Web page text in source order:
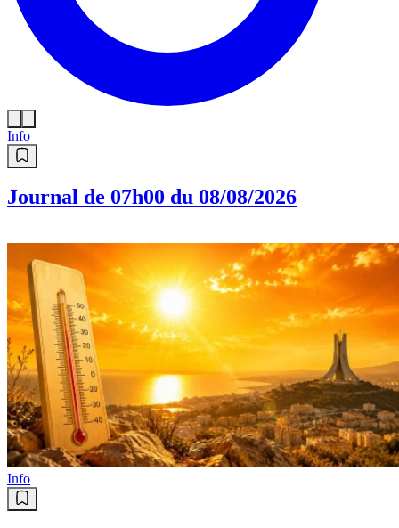
Info
Journal de 07h00 du 08/08/2026
Info